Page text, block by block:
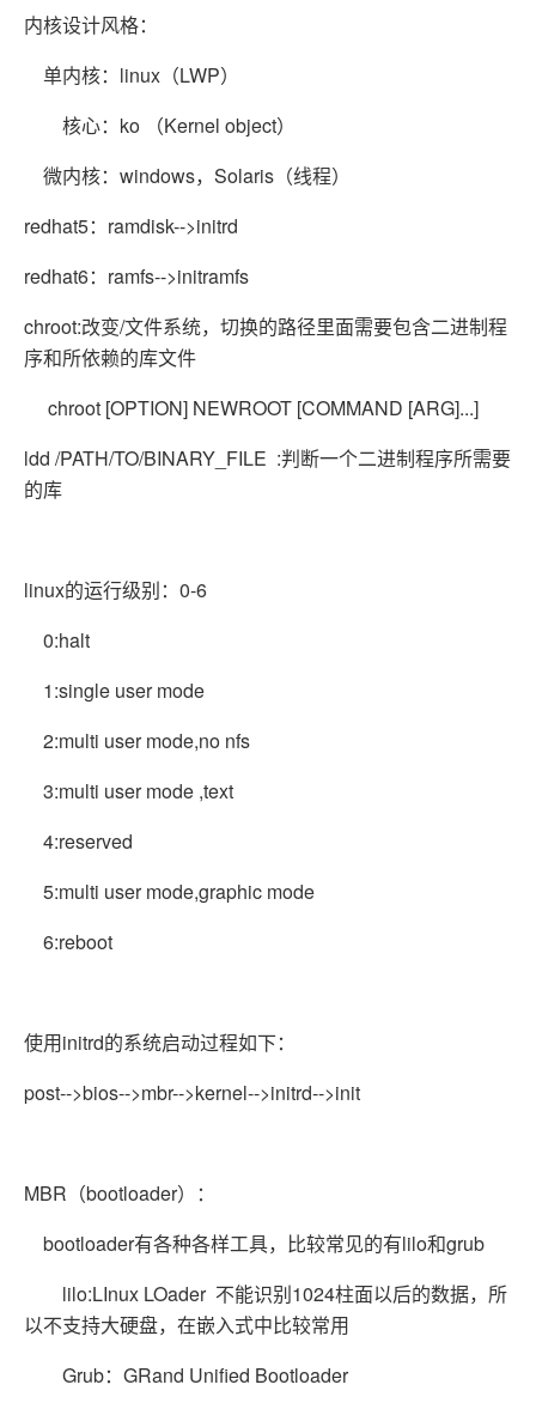
内核设计风格：
单内核：linux（LWP）
核心：ko （Kernel object）
微内核：windows，Solaris（线程）
redhat5：ramdisk-->initrd
redhat6：ramfs-->initramfs
chroot:改变/文件系统，切换的路径里面需要包含二进制程
序和所依赖的库文件
chroot [OPTION] NEWROOT [COMMAND [ARG]...]
ldd /PATH/TO/BINARY_FILE :判断一个二进制程序所需要
的库
linux的运行级别：0-6
0:halt
1:single user mode
2:multi user mode,no nfs
3:multi user mode ,text
4:reserved
5:multi user mode,graphic mode
6:reboot
使用initrd的系统启动过程如下：
post-->bios-->mbr-->kernel-->initrd-->init
MBR（bootloader）：
bootloader有各种各样工具，比较常见的有lilo和grub
lilo:LInux LOader 不能识别1024柱面以后的数据，所
以不支持大硬盘，在嵌入式中比较常用
Grub：GRand Unified Bootloader